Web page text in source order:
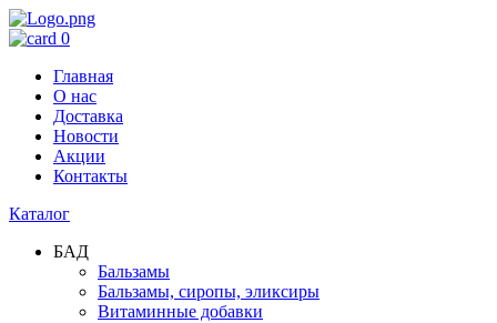
0
Главная
О нас
Доставка
Новости
Акции
Контакты
Каталог
БАД
Бальзамы
Бальзамы, сиропы, эликсиры
Витаминные добавки